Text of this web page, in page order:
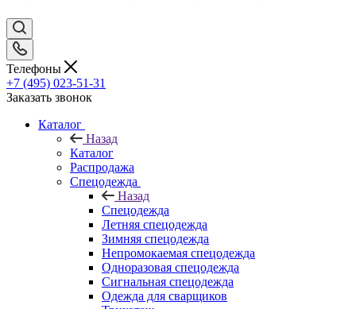
Телефоны
+7 (495) 023-51-31
Заказать звонок
Каталог
Назад
Каталог
Распродажа
Спецодежда
Назад
Спецодежда
Летняя спецодежда
Зимняя спецодежда
Непромокаемая спецодежда
Одноразовая спецодежда
Сигнальная спецодежда
Одежда для сварщиков